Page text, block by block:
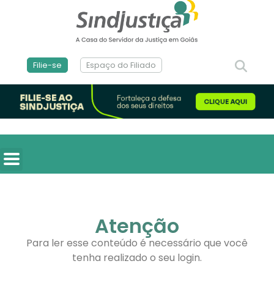
Filie-se Espaço do Filiado
Atenção
Para ler esse conteúdo é necessário que você
tenha realizado o seu login.